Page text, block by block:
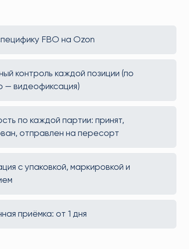
FBO на Ozon
контроль каждой позиции (по
— видеофиксация)
по каждой партии: принят,
отправлен на пересорт
с упаковкой, маркировкой и
приёмка: от 1 дня